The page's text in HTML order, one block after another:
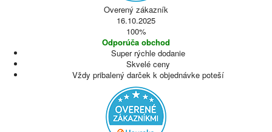
Overený zákazník
16.10.2025
100%
Odporúča obchod
Super rýchle dodanie
Skvelé ceny
Vždy pribalený darček k objednávke poteší